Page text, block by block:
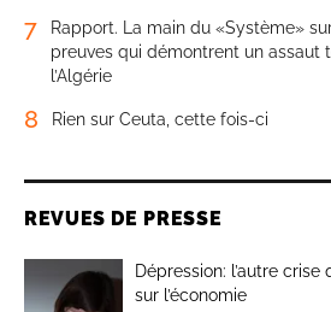
7
Rapport. La main du «Système»
preuves qui démontrent un assaut
l’Algérie
8 Rien sur Ceuta, cette fois-ci
REVUES DE PRESSE
Dépression: l’autre
sur l’économie